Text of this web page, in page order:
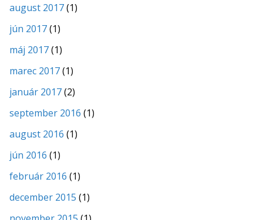
august 2017(1)
jún 2017(1)
máj 2017(1)
marec 2017(1)
január 2017(2)
september 2016 (1)
august 2016 (1)
jún 2016 (1)
február 2016 (1)
december 2015 (1)